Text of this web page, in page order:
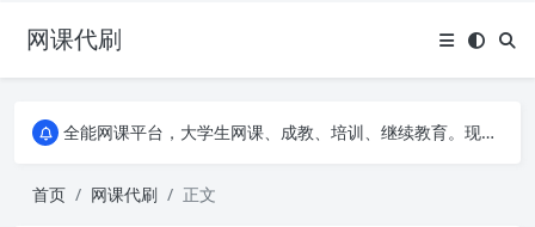
网课代刷
AI论文写作平台，根据真实文献内容生成论文
全能网课平台，大学生网课、成教、培训、继续教育。现已接入代刷代考项目3000+
全能网课平台，大学生网课、成教、培训、继续教育。现已接入代刷代考项目3000+
首页 网课代刷 正文